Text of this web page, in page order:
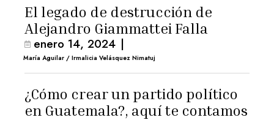
El legado de destrucción de
Alejandro Giammattei Falla
enero 14, 2024 |
María Aguilar / Irmalicia Velásquez Nimatuj
¿Cómo crear un partido político
en Guatemala?, aquí te contamos